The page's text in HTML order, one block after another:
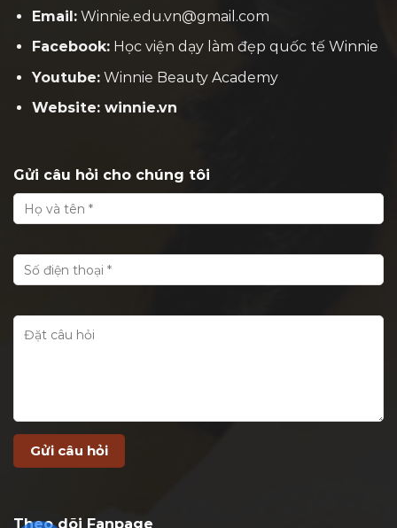
Email:Winnie.edu.vn@gmail.com
Facebook:Học viện dạy làm đẹp quốc tế Winnie
Youtube:Winnie Beauty Academy
Website: winnie.vn
Gửi câu hỏi cho chúng tôi
Theo dõi Fanpage